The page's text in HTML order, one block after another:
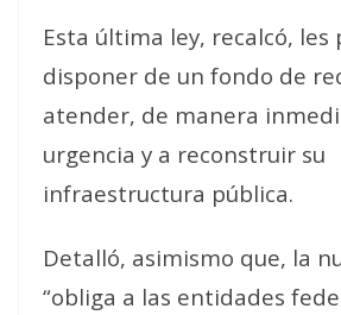
Esta última ley, recalcó, les
disponer de un fondo de
atender, de manera
urgencia y a reconstruir su
infraestructura pública.
Detalló, asimismo que, la
“obliga a las entidades